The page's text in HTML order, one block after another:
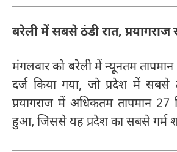
बरेली में सबसे ठंडी रात, प्रयागराज
मंगलवार को बरेली में न्यूनतम तापमान
दर्ज किया गया, जो प्रदेश में सबसे
प्रयागराज में अधिकतम तापमान 27
हुआ, जिससे यह प्रदेश का सबसे गर्म